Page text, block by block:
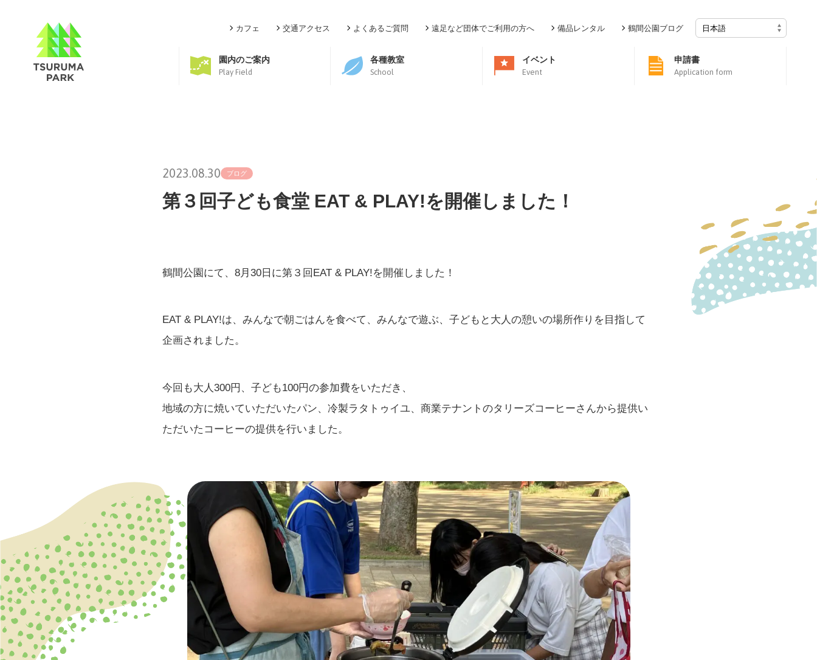
園内のご案内
Play Field
各種教室
School
イベント
Event
申請書
Application form
カフェ 交通アクセス よくあるご質問 遠足など団体でご利用の方へ 備品レンタル 鶴間公園ブログ
2023.08.30 ブログ
第３回子ども食堂 EAT & PLAY!を開催しました！
鶴間公園にて、8月30日に第３回EAT & PLAY!を開催しました！
EAT & PLAY!は、みんなで朝ごはんを食べて、みんなで遊ぶ、子どもと大人の憩いの場所作りを目指して
企画されました。
今回も大人300円、子ども100円の参加費をいただき、
地域の方に焼いていただいたパン、冷製ラタトゥイユ、商業テナントのタリーズコーヒーさんから提供い
ただいたコーヒーの提供を行いました。